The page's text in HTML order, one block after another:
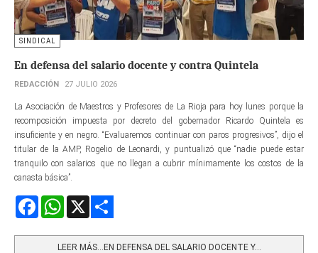
SINDICAL
En defensa del salario docente y contra Quintela
REDACCIÓN 27 JULIO 2026
La Asociación de Maestros y Profesores de La Rioja para hoy lunes porque la
recomposición impuesta por decreto del gobernador Ricardo Quintela es
insuficiente y en negro. “Evaluaremos continuar con paros progresivos”, dijo el
titular de la AMP, Rogelio de Leonardi, y puntualizó que “nadie puede estar
tranquilo con salarios que no llegan a cubrir mínimamente los costos de la
canasta básica”.
FacebookWhatsApp
LEER MÁS…EN DEFENSA DEL SALARIO DOCENTE Y...